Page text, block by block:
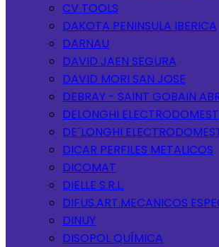
CV TOOLS
DAKOTA PENINSULA IBERICA
DARNAU
DAVID JAEN SEGURA
DAVID MORI SAN JOSE
DEBRAY - SAINT GOBAIN
DELONGHI
DE´LONGHI
DICAR PERFILES METALICOS
DICOMAT
DIELLE S.R.L.
DIFUS.ART.MECANICOS
DINUY
DISOPOL QUÍMICA